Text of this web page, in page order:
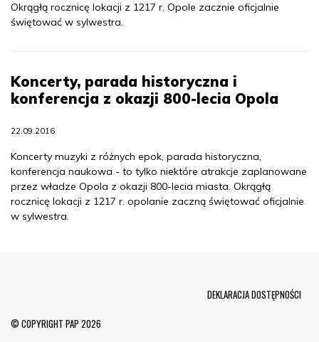
Okrągłą rocznicę lokacji z 1217 r. Opole zacznie oficjalnie
świętować w sylwestra.
Koncerty, parada historyczna i
konferencja z okazji 800-lecia Opola
22.09.2016
Koncerty muzyki z różnych epok, parada historyczna,
konferencja naukowa - to tylko niektóre atrakcje zaplanowane
przez władze Opola z okazji 800-lecia miasta. Okrągłą
rocznicę lokacji z 1217 r. opolanie zaczną świętować oficjalnie
w sylwestra.
© COPYRIGHT PAP 2026
DEKLARACJA DOSTĘPNOŚCI